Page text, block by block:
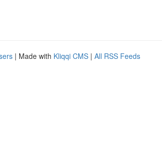
| Made with Kliqqi CMS | All RSS Feeds